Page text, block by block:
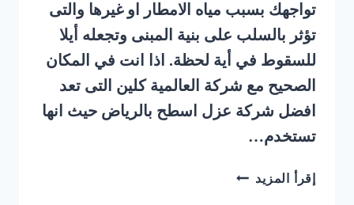
تواجهك بسبب مياه الامطار او غيرها والتى
تؤثر بالسلب على بنية المبنى وتجعله أيلا
للسقوط في أية لحظة. اذا انت في المكان
الصحيح مع شركة العالمية كلين التى تعد
افضل شركة عزل اسطح بالرياض حيث انها
تستخدم…
إقرأ المزيد شركة